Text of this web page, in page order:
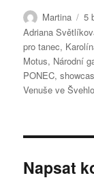
Autor:
Martina 5
Adriana
pro tanec,
Motus, Národní
PONEC,
Venuše ve
Napsat